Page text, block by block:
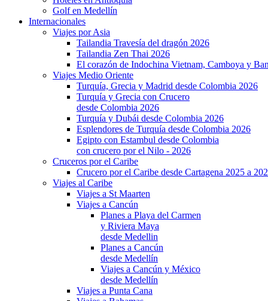
Golf en Medellín
Internacionales
Viajes por Asia
Tailandia Travesía del dragón 2026
Tailandia Zen Thai 2026
El corazón de Indochina Vietnam, Camboya y
Viajes Medio Oriente
Turquía, Grecia y Madrid desde Colombia 2026
Turquía y Grecia con Crucero
desde Colombia 2026
Turquía y Dubái desde Colombia 2026
Esplendores de Turquía desde Colombia 2026
Egipto con Estambul desde Colombia
con crucero por el Nilo - 2026
Cruceros por el Caribe
Crucero por el Caribe desde Cartagena 2025 a
Viajes al Caribe
Viajes a St Maarten
Viajes a Cancún
Planes a Playa del Carmen
y Riviera Maya
desde Medellin
Planes a Cancún
desde Medellín
Viajes a Cancún y México
desde Medellín
Viajes a Punta Cana